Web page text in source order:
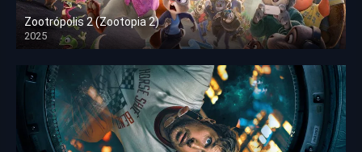
Zootrópolis 2 (Zootopia 2)
2025
HD 1080p